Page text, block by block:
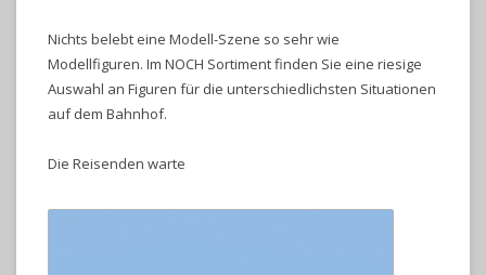
Nichts belebt eine Modell-Szene so sehr wie
Modellfiguren. Im NOCH Sortiment finden Sie eine riesige
Auswahl an Figuren für die unterschiedlichsten Situationen
auf dem Bahnhof.
Die Reisenden warte